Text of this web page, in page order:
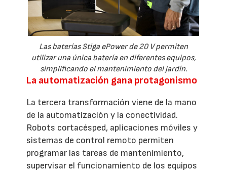
Las baterías Stiga ePower de 20 V permiten
utilizar una única batería en diferentes equipos,
simplificando el mantenimiento del jardín.
La automatización gana protagonismo
La tercera transformación viene de la mano
de la automatización y la conectividad.
Robots cortacésped, aplicaciones móviles y
sistemas de control remoto permiten
programar las tareas de mantenimiento,
supervisar el funcionamiento de los equipos